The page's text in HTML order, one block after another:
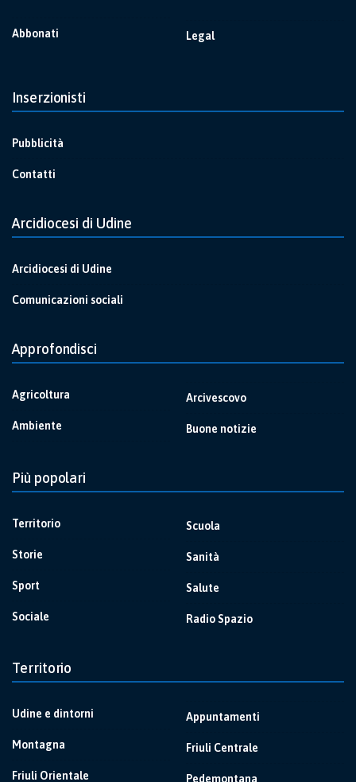
Abbonati Legal
Inserzionisti
Pubblicità
Contatti
Arcidiocesi di Udine
Arcidiocesi di Udine
Comunicazioni sociali
Approfondisci
Agricoltura
Ambiente
Arcivescovo
Buone notizie
Più popolari
Territorio
Storie
Sport
Sociale
Scuola
Sanità
Salute
Radio Spazio
Territorio
Udine e dintorni
Montagna
Friuli Orientale
Appuntamenti
Friuli Centrale
Pedemontana